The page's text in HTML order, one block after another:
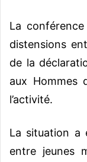
La
distensions
de la
aux Hommes
l’activité.
La situation a
entre jeunes